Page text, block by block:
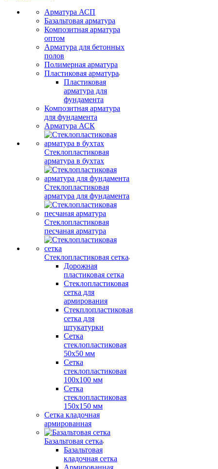
Арматура АСП
Базальтовая арматура
Композитная арматура
оптом
Арматура для бетонных
полов
Полимерная арматура
Пластиковая арматура
Пластиковая
арматура для
фундамента
Композитная арматура
для фундамента
Арматура АСК
Стеклопластиковая
арматура в бухтах
Стеклопластиковая
арматура для фундамента
Стеклопластиковая
песчаная арматура
Стеклопластиковая сетка
Дорожная
пластиковая сетка
Стеклопластиковая
сетка для
армирования
Стекплопластиковая
сетка для
штукатурки
Сетка
стеклопластиковая
50x50 мм
Сетка
стеклопластиковая
100x100 мм
Сетка
стеклопластиковая
150x150 мм
Сетка кладочная
армированная
Базальтовая сетка
Базальтовая
кладочная сетка
Армированная